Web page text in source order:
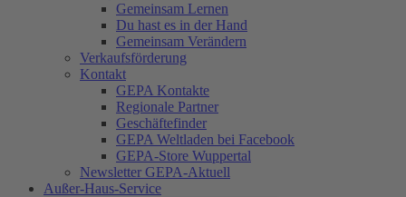
Gemeinsam Lernen
Du hast es in der Hand
Gemeinsam Verändern
Verkaufsförderung
Kontakt
GEPA Kontakte
Regionale Partner
Geschäftefinder
GEPA Weltladen bei Facebook
GEPA-Store Wuppertal
Newsletter GEPA-Aktuell
Außer-Haus-Service